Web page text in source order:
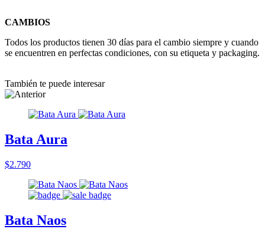
CAMBIOS
Todos los productos tienen 30 días para el cambio siempre y cuando
se encuentren en perfectas condiciones, con su etiqueta y packaging.
También te puede interesar
Bata Aura
$2.790
Bata Naos